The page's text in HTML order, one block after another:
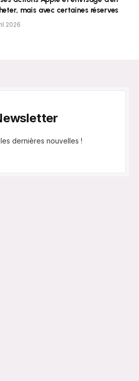
mais avec certaines réserves
2026
dernières nouvelles !